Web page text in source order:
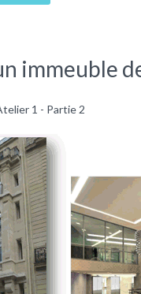
immeuble
1 - Partie 2